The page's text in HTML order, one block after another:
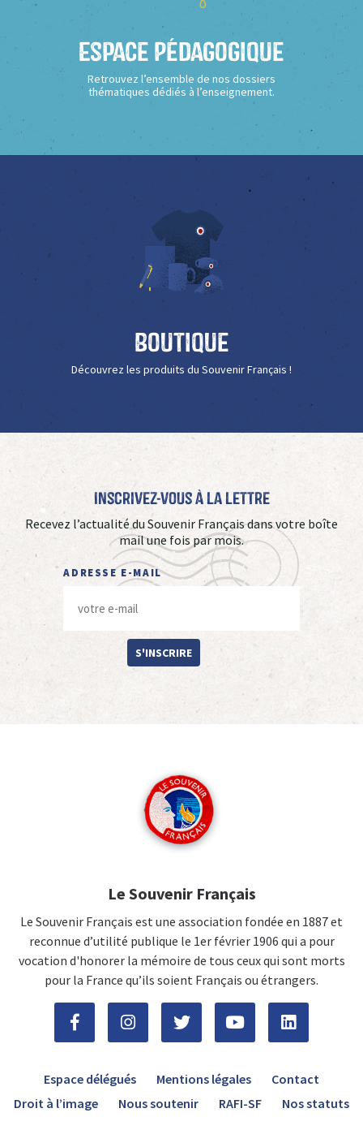
Espace Pédagogique
Retrouvez l’ensemble de nos dossiers
thématiques dédiés à l’enseignement.
Boutique
Découvrez les produits du Souvenir Français !
Inscrivez-vous à La Lettre
Recevez l’actualité du Souvenir Français dans votre boîte
mail une fois par mois.
ADRESSE E-MAIL
S'INSCRIRE
Le Souvenir Français
Le Souvenir Français est une association fondée en 1887 et
reconnue d’utilité publique le 1er février 1906 qui a pour
vocation d'honorer la mémoire de tous ceux qui sont morts
pour la France qu’ils soient Français ou étrangers.
Espace délégués Mentions légales
Contact
Droit à l’image
Nous soutenir RAFI-SF Nos statuts